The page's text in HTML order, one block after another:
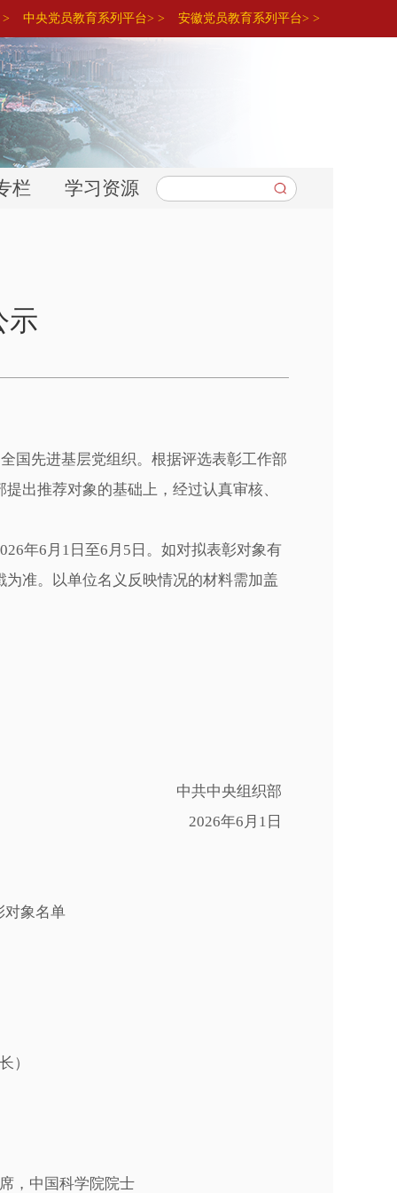
中央党员教育系列平台> > 安徽党员教育系列平台> >
栏 学习资源
示
国先进基层党组织。根据评选表彰工作部
出推荐对象的基础上，经过认真审核、
年6月1日至6月5日。如对拟表彰对象有
准。以单位名义反映情况的材料需加盖
中共中央组织部
2026年6月1日
对象名单
）
，中国科学院院士